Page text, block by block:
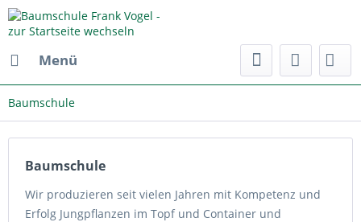
Menü
Baumschule
Baumschule
Wir produzieren seit vielen Jahren mit Kompetenz und
Erfolg Jungpflanzen im Topf und Container und